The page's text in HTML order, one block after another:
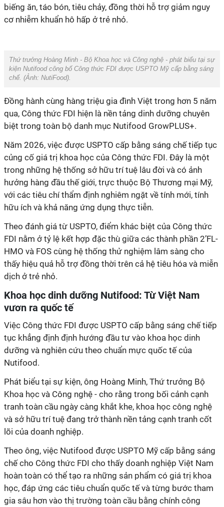
biếng ăn, táo bón, tiêu chảy, đồng thời hỗ trợ giảm nguy
kiện Nutifood công bố Công thức FDI được USPTO Mỹ cấp bằng sáng
chế. (Ảnh: NutiFood).
Đồng hành cùng hàng triệu gia đình Việt trong hơn 5 năm
qua, Công thức FDI hiện là nền tảng dinh dưỡng chuyên
củng cố giá trị khoa học của Công thức FDI. Đây là một
trong những hệ thống sở hữu trí tuệ lâu đời và có ảnh
hưởng hàng đầu thế giới, trực thuộc Bộ Thương mại Mỹ,
với các tiêu chí thẩm định nghiêm ngặt về tính mới, tính
FDI nằm ở tỷ lệ kết hợp đặc thù giữa các thành phần 2’FL-
HMO và FOS cùng hệ thống thử nghiệm lâm sàng cho
thấy hiệu quả hỗ trợ đồng thời trên cả hệ tiêu hóa và miễn
tục khẳng định định hướng đầu tư vào khoa học dinh
dưỡng và nghiên cứu theo chuẩn mực quốc tế của
tranh toàn cầu ngày càng khắt khe, khoa học công nghệ
và sở hữu trí tuệ đang trở thành nền tảng cạnh tranh cốt
lõi của doanh nghiệp.
Theo ông, việc Nutifood được USPTO Mỹ cấp bằng sáng
chế cho Công thức FDI cho thấy doanh nghiệp Việt Nam
hoàn toàn có thể tạo ra những sản phẩm có giá trị khoa
học, đáp ứng các tiêu chuẩn quốc tế và từng bước tham
gia sâu hơn vào thị trường toàn cầu bằng chính công